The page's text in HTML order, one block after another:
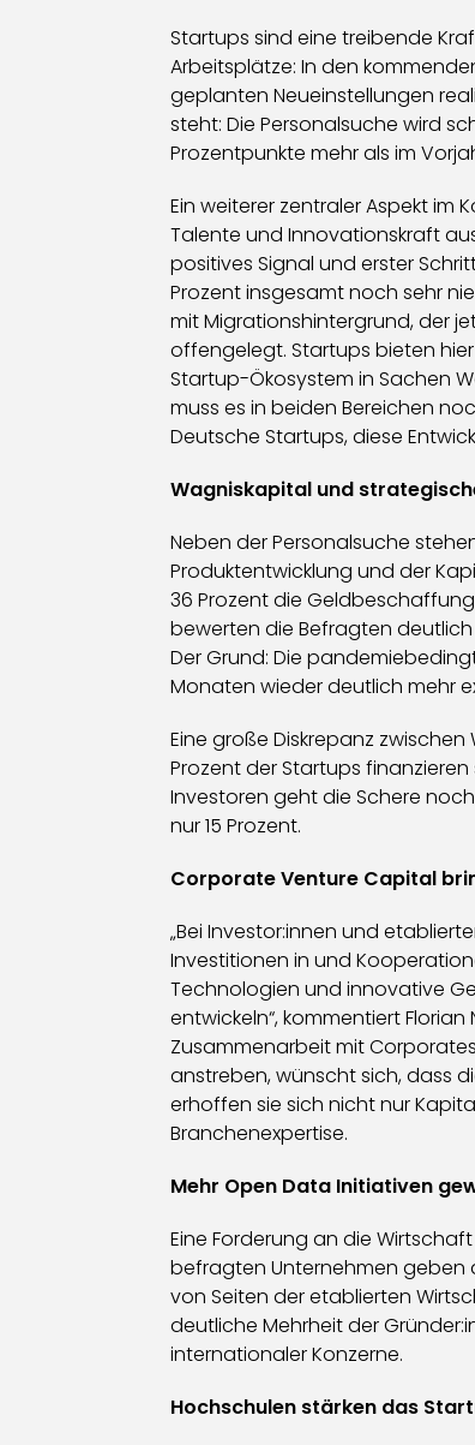
Startups sind eine treibende
Arbeitsplätze: In den
geplanten Neueinstellungen
steht: Die Personalsuche wird
Prozentpunkte mehr als im
Ein weiterer zentraler Aspekt im
Talente und Innovationskraft
positives Signal und erster
Prozent insgesamt noch sehr
mit Migrationshintergrund, der
offengelegt. Startups bieten
Startup-Ökosystem in Sachen
muss es in beiden Bereichen
Deutsche Startups, diese
Wagniskapital und
Neben der Personalsuche
Produktentwicklung und der
36 Prozent die
bewerten die Befragten deutlich
Der Grund: Die
Monaten wieder deutlich mehr
Eine große Diskrepanz
Prozent der Startups
Investoren geht die Schere
nur 15 Prozent.
Corporate Venture Capital
„Bei Investor:innen und
Investitionen in und
Technologien und innovative
entwickeln“, kommentiert
Zusammenarbeit mit
anstreben, wünscht sich, dass
erhoffen sie sich nicht nur
Branchenexpertise.
Mehr Open Data Initiativen
Eine Forderung an die
befragten Unternehmen geben
von Seiten der etablierten
deutliche Mehrheit der
internationaler Konzerne.
Hochschulen stärken das